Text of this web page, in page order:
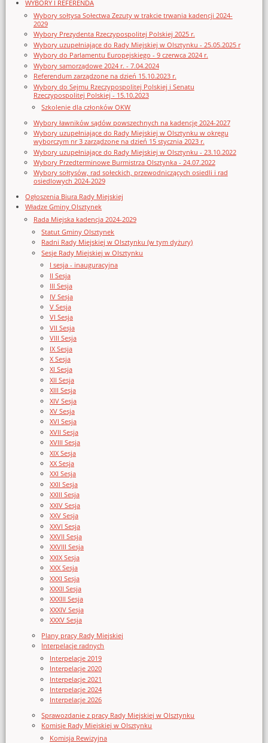
WYBORY I REFERENDA
Wybory sołtysa Sołectwa Zezuty w trakcie trwania kadencji 2024-
2029
Wybory Prezydenta Rzeczypospolitej Polskiej 2025 r.
Wybory uzupełniające do Rady Miejskiej w Olsztynku - 25.05.2025 r
Wybory do Parlamentu Europejskiego - 9 czerwca 2024 r.
Wybory samorządowe 2024 r. - 7.04.2024
Referendum zarządzone na dzień 15.10.2023 r.
Wybory do Sejmu Rzeczypospolitej Polskiej i Senatu
Rzeczypospolitej Polskiej - 15.10.2023
Szkolenie dla członków OKW
Wybory ławników sądów powszechnych na kadencję 2024-2027
Wybory uzupełniające do Rady Miejskiej w Olsztynku w okręgu
wyborczym nr 3 zarządzone na dzień 15 stycznia 2023 r.
Wybory uzupełniające do Rady Miejskiej w Olsztynku - 23.10.2022
Wybory Przedterminowe Burmistrza Olsztynka - 24.07.2022
Wybory sołtysów, rad sołeckich, przewodniczących osiedli i rad
osiedlowych 2024-2029
Ogłoszenia Biura Rady Miejskiej
Władze Gminy Olsztynek
Rada Miejska kadencja 2024-2029
Statut Gminy Olsztynek
Radni Rady Miejskiej w Olsztynku (w tym dyżury)
Sesje Rady Miejskiej w Olsztynku
I sesja - inauguracyjna
II Sesja
III Sesja
IV Sesja
V Sesja
VI Sesja
VII Sesja
VIII Sesja
IX Sesja
X Sesja
XI Sesja
XII Sesja
XIII Sesja
XIV Sesja
XV Sesja
XVI Sesja
XVII Sesja
XVIII Sesja
XIX Sesja
XX Sesja
XXI Sesja
XXII Sesja
XXIII Sesja
XXIV Sesja
XXV Sesja
XXVI Sesja
XXVII Sesja
XXVIII Sesja
XXIX Sesja
XXX Sesja
XXXI Sesja
XXXII Sesja
XXXIII Sesja
XXXIV Sesja
XXXV Sesja
Plany pracy Rady Miejskiej
Interpelacje radnych
Interpelacje 2019
Interpelacje 2020
Interpelacje 2021
Interpelacje 2024
Interpelacje 2026
Sprawozdanie z pracy Rady Miejskiej w Olsztynku
Komisje Rady Miejskiej w Olsztynku
Komisja Rewizyjna